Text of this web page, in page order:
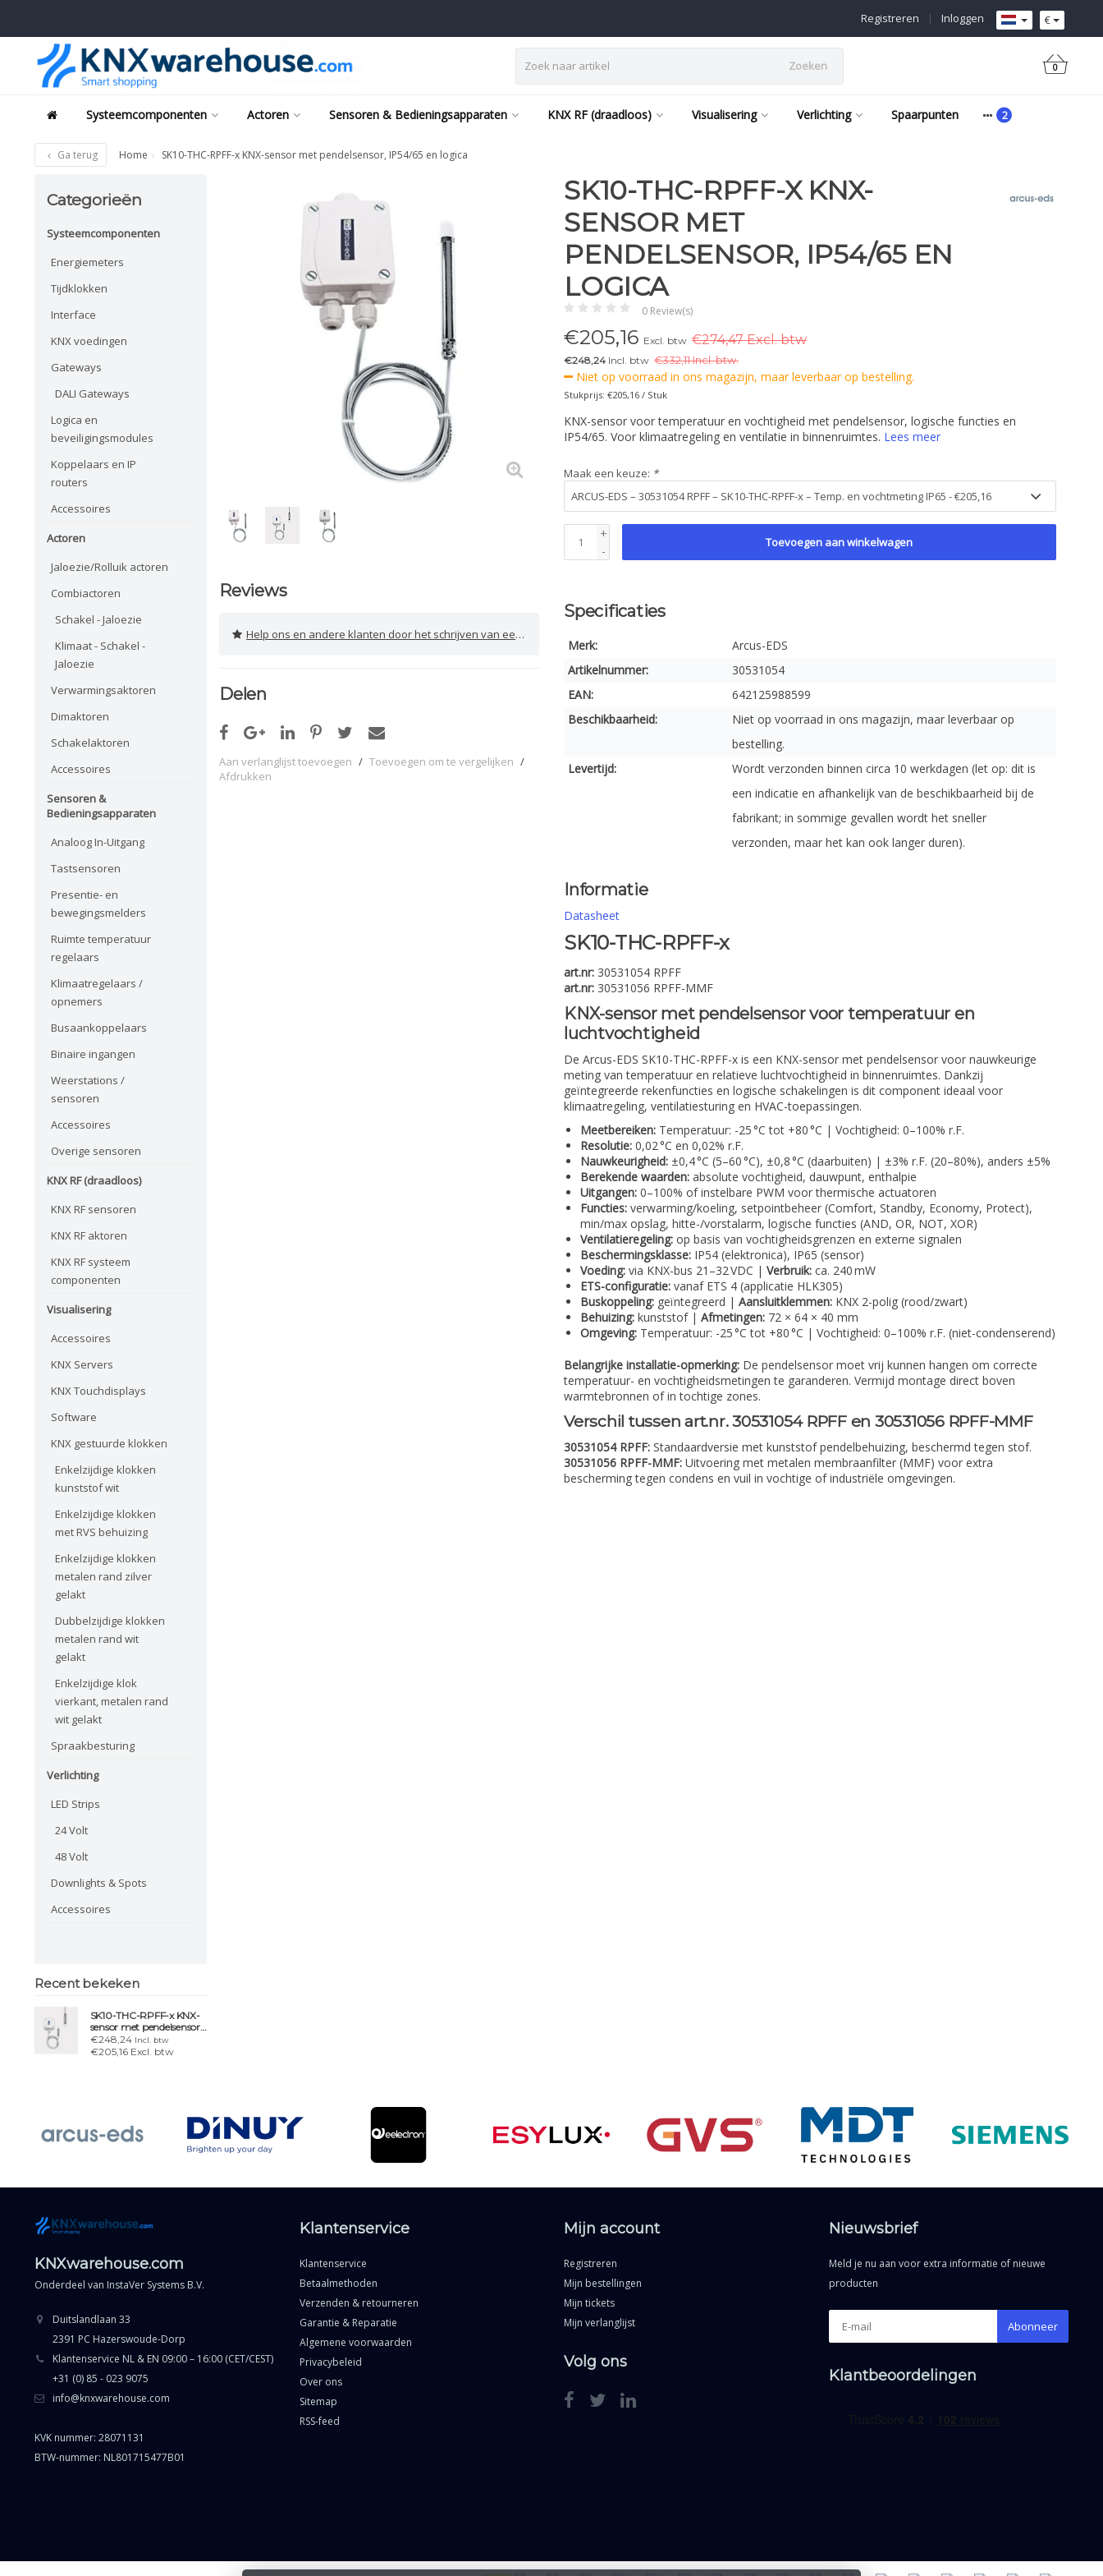
€
Inloggen
|
Registreren
Zoeken 0
Systeemcomponenten Actoren Sensoren & Bedieningsapparaten KNX RF (draadloos) Visualisering Verlichting Spaarpunten
Ga terug Home SK10-THC-RPFF-x KNX-sensor met pendelsensor, IP54/65 en logica
Categorieën
Systeemcomponenten
Energiemeters
Tijdklokken
Interface
KNX voedingen
Gateways
DALI Gateways
Logica en
beveiligingsmodules
Koppelaars en IP
routers
Accessoires
Actoren
Jaloezie/Rolluik actoren
Combiactoren
Schakel - Jaloezie
Klimaat - Schakel -
Jaloezie
Verwarmingsaktoren
Dimaktoren
Schakelaktoren
Accessoires
Sensoren &
Bedieningsapparaten
Analoog In-Uitgang
Tastsensoren
Presentie- en
bewegingsmelders
Ruimte temperatuur
regelaars
Klimaatregelaars /
opnemers
Busaankoppelaars
Binaire ingangen
Weerstations /
sensoren
Accessoires
Overige sensoren
KNX RF (draadloos)
KNX RF sensoren
KNX RF aktoren
KNX RF systeem
componenten
Visualisering
Accessoires
KNX Servers
KNX Touchdisplays
Software
KNX gestuurde klokken
Enkelzijdige klokken
kunststof wit
Enkelzijdige klokken
met RVS behuizing
Enkelzijdige klokken
metalen rand zilver
gelakt
Dubbelzijdige klokken
metalen rand wit
gelakt
Enkelzijdige klok
vierkant, metalen rand
wit gelakt
Spraakbesturing
Verlichting
LED Strips
24 Volt
48 Volt
Downlights & Spots
Accessoires
Recent bekeken
SK10-THC-RPFF-x KNX-
sensor met pendelsensor,
IP54/65 en logica
€248,24 Incl. btw
€205,16 Excl. btw
Reviews
Help ons en andere klanten door het schrijven van een review
Delen
Aan verlanglijst toevoegen / Toevoegen om te vergelijken /
Afdrukken
SK10-THC-RPFF-X KNX-
SENSOR MET
PENDELSENSOR, IP54/65 EN
LOGICA
0 Review(s)
€205,16 Excl. btw €274,47 Excl. btw
€248,24 Incl. btw €332,11 Incl. btw.
Niet op voorraad in ons magazijn, maar leverbaar op bestelling.
Stukprijs: €205,16 / Stuk
KNX-sensor voor temperatuur en vochtigheid met pendelsensor, logische functies en
IP54/65. Voor klimaatregeling en ventilatie in binnenruimtes. Lees meer
Maak een keuze: *
+
-
Toevoegen aan winkelwagen
Specificaties
Merk:
Arcus-EDS
Artikelnummer:
30531054
EAN:
642125988599
Beschikbaarheid:
Niet op voorraad in ons magazijn, maar leverbaar op
bestelling.
Levertijd:
Wordt verzonden binnen circa 10 werkdagen (let op: dit is
een indicatie en afhankelijk van de beschikbaarheid bij de
fabrikant; in sommige gevallen wordt het sneller
verzonden, maar het kan ook langer duren).
Informatie
Datasheet
SK10-THC-RPFF-x
art.nr: 30531054 RPFF
art.nr: 30531056 RPFF-MMF
KNX-sensor met pendelsensor voor temperatuur en
luchtvochtigheid
De Arcus-EDS SK10-THC-RPFF-x is een KNX-sensor met pendelsensor voor nauwkeurige
meting van temperatuur en relatieve luchtvochtigheid in binnenruimtes. Dankzij
geïntegreerde rekenfuncties en logische schakelingen is dit component ideaal voor
klimaatregeling, ventilatiesturing en HVAC-toepassingen.
Meetbereiken: Temperatuur: -25 °C tot +80 °C | Vochtigheid: 0–100% r.F.
Resolutie: 0,02 °C en 0,02% r.F.
Nauwkeurigheid: ±0,4 °C (5–60 °C), ±0,8 °C (daarbuiten) | ±3% r.F. (20–80%), anders ±5%
Berekende waarden: absolute vochtigheid, dauwpunt, enthalpie
Uitgangen: 0–100% of instelbare PWM voor thermische actuatoren
Functies: verwarming/koeling, setpointbeheer (Comfort, Standby, Economy, Protect),
min/max opslag, hitte-/vorstalarm, logische functies (AND, OR, NOT, XOR)
Ventilatieregeling: op basis van vochtigheidsgrenzen en externe signalen
Beschermingsklasse: IP54 (elektronica), IP65 (sensor)
Voeding: via KNX-bus 21–32 VDC | Verbruik: ca. 240 mW
ETS-configuratie: vanaf ETS 4 (applicatie HLK305)
Buskoppeling: geïntegreerd | Aansluitklemmen: KNX 2-polig (rood/zwart)
Behuizing: kunststof | Afmetingen: 72 × 64 × 40 mm
Omgeving: Temperatuur: -25 °C tot +80 °C | Vochtigheid: 0–100% r.F. (niet-condenserend)
Belangrijke installatie-opmerking: De pendelsensor moet vrij kunnen hangen om correcte
temperatuur- en vochtigheidsmetingen te garanderen. Vermijd montage direct boven
warmtebronnen of in tochtige zones.
Verschil tussen art.nr. 30531054 RPFF en 30531056 RPFF-MMF
30531054 RPFF: Standaardversie met kunststof pendelbehuizing, beschermd tegen stof.
30531056 RPFF-MMF: Uitvoering met metalen membraanfilter (MMF) voor extra
bescherming tegen condens en vuil in vochtige of industriële omgevingen.
KNXwarehouse.com
Onderdeel van InstaVer Systems B.V.
Duitslandlaan 33
2391 PC Hazerswoude-Dorp
Klantenservice NL & EN 09:00 – 16:00 (CET/CEST)
+31 (0) 85 - 023 9075
info@knxwarehouse.com
KVK nummer: 28071131
BTW-nummer: NL801715477B01
Klantenservice
Klantenservice
Betaalmethoden
Verzenden & retourneren
Garantie & Reparatie
Algemene voorwaarden
Privacybeleid
Over ons
Sitemap
RSS-feed
Mijn account
Registreren
Mijn bestellingen
Mijn tickets
Mijn verlanglijst
Volg ons
Nieuwsbrief
Meld je nu aan voor extra informatie of nieuwe
producten
Abonneer
Klantbeoordelingen